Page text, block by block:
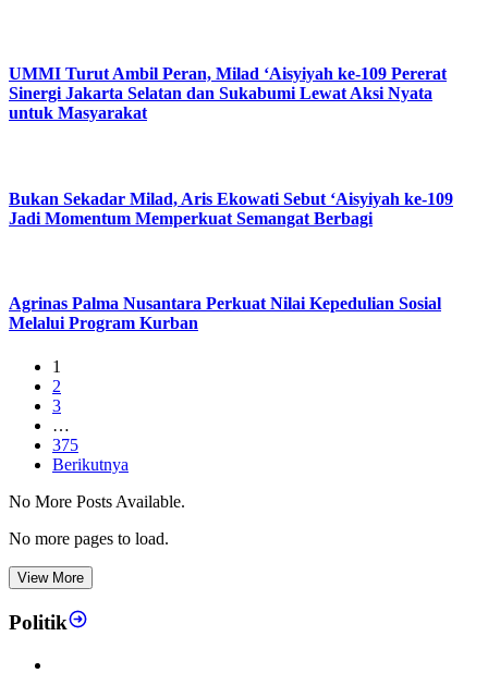
UMMI Turut Ambil Peran, Milad ‘Aisyiyah ke-109 Pererat
Sinergi Jakarta Selatan dan Sukabumi Lewat Aksi Nyata
untuk Masyarakat
Bukan Sekadar Milad, Aris Ekowati Sebut ‘Aisyiyah ke-109
Jadi Momentum Memperkuat Semangat Berbagi
Agrinas Palma Nusantara Perkuat Nilai Kepedulian Sosial
Melalui Program Kurban
1
2
3
…
375
Berikutnya
No More Posts Available.
No more pages to load.
View More
Politik